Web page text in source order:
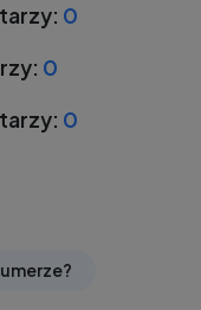
0
0
0